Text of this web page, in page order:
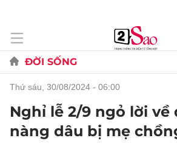
ĐỜI SỐNG
thứ sáu, 30/08/2024 - 06:00
Nghỉ lễ 2/9 ngỏ lời về
nàng dâu bị mẹ